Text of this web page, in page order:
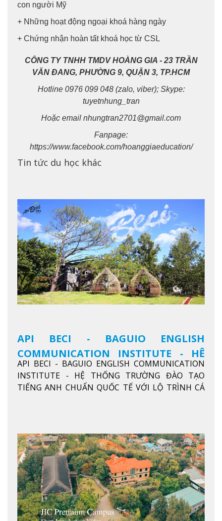
con người Mỹ
+ Những hoạt động ngoại khoá hàng ngày
+ Chứng nhận hoàn tất khoá học từ CSL
CÔNG TY TNHH TMDV HOÀNG GIA - 23 TRẦN
VĂN ĐANG, PHƯỜNG 9, QUẬN 3, TP.HCM
Hotline 0976 099 048 (zalo, viber); Skype:
tuyetnhung_tran
Hoặc email nhungtran2701@gmail.com
Fanpage:
https://www.facebook.com/hoanggiaeducation/
Tin tức du học khác
API BECI - BAGUIO ENGLISH
COMMUNICATION INSTITUTE - HỆ
THỐNG TRƯỜNG ĐÀO TẠO TIẾNG
ANH CHUẨN QUỐC TẾ
API BECI - BAGUIO ENGLISH COMMUNICATION
INSTITUTE - HỆ THỐNG TRƯỜNG ĐÀO TẠO
TIẾNG ANH CHUẨN QUỐC TẾ VỚI LỘ TRÌNH CÁ